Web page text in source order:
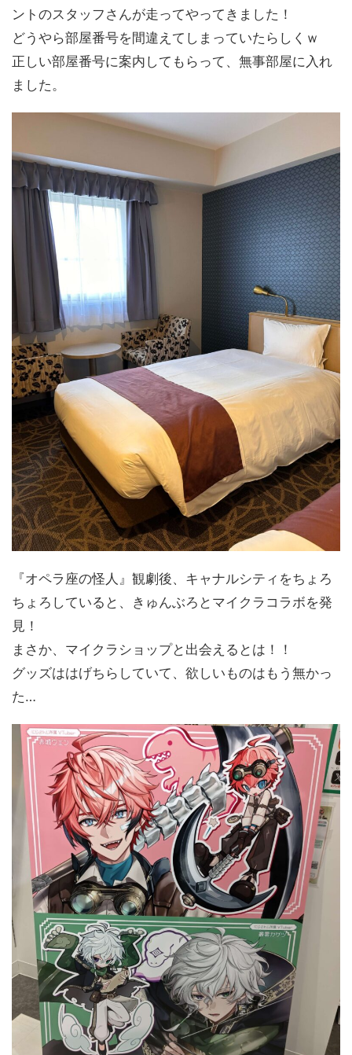
ントのスタッフさんが走ってやってきました！
どうやら部屋番号を間違えてしまっていたらしくｗ
正しい部屋番号に案内してもらって、無事部屋に入れ
ました。
『オペラ座の怪人』観劇後、キャナルシティをちょろ
ちょろしていると、きゅんぶろとマイクラコラボを発
見！
まさか、マイクラショップと出会えるとは！！
グッズははげちらしていて、欲しいものはもう無かっ
た…